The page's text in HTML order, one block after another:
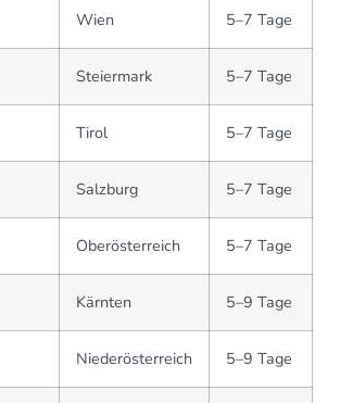
Wien 5–7 Tage
Steiermark 5–7 Tage
Tirol 5–7 Tage
Salzburg 5–7 Tage
Oberösterreich 5–7 Tage
Kärnten 5–9 Tage
Niederösterreich 5–9 Tage